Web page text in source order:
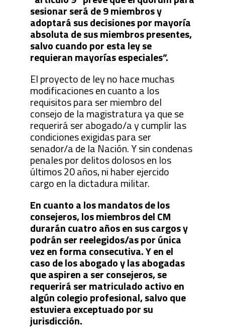
sesionar será de 9 miembros y
adoptará sus decisiones por mayoría
absoluta de sus miembros presentes,
salvo cuando por esta ley se
requieran mayorías especiales”.
El proyecto de ley no hace muchas
modificaciones en cuanto a los
requisitos para ser miembro del
consejo de la magistratura ya que se
requerirá ser abogado/a y cumplir las
condiciones exigidas para ser
senador/a de la Nación. Y sin condenas
penales por delitos dolosos en los
últimos 20 años, ni haber ejercido
cargo en la dictadura militar.
En cuanto a los mandatos de los
consejeros, los miembros del CM
durarán cuatro años en sus cargos y
podrán ser reelegidos/as por única
vez en forma consecutiva. Y en el
caso de los abogado y las abogadas
que aspiren a ser consejeros, se
requerirá ser matriculado activo en
algún colegio profesional, salvo que
estuviera exceptuado por su
jurisdicción.